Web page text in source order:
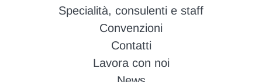
Specialità, consulenti e staff
Convenzioni
Contatti
Lavora con noi